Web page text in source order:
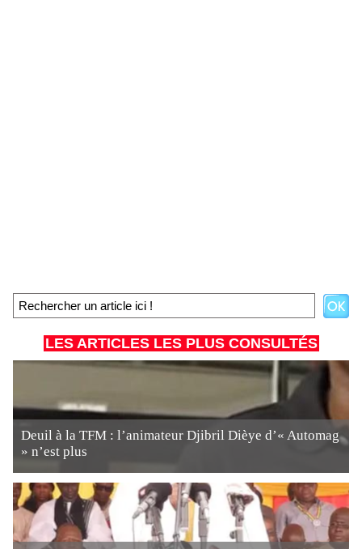
LES ARTICLES LES PLUS CONSULTÉS
Deuil à la TFM : l’animateur Djibril Dièye d’« Automag
» n’est plus